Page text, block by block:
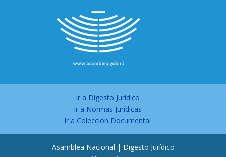
Ir a Digesto Jurídico
Ir a Normas Jurídicas
Ir a Colección Documental
Asamblea Nacional | Digesto Jurídico